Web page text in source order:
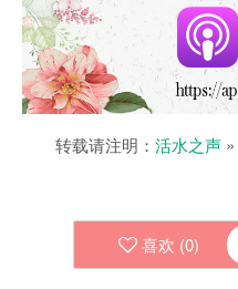
转载请注明： 活水之声 »
喜欢 (0)